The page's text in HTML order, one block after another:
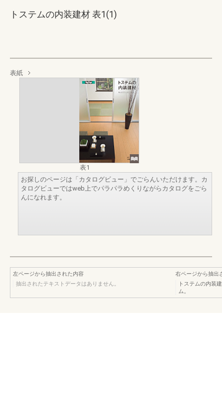
トステムの内装建材 表1(1)
表紙
表1
お探しのページは「カタログビュー」でごらんいただけます。カ
タログビューではweb上でパラパラめくりながらカタログをごら
んになれます。
左ページから抽出された内容
抽出されたテキストデータはありません。
右ページから抽出
トステムの内装
ム。